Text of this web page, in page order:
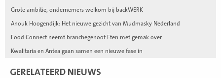
Grote ambitie, ondernemers welkom bij backWERK
Anouk Hoogendijk: Het nieuwe gezicht van Mudmasky Nederland
Food Connect neemt branchegenoot Eten met gemak over
Kwalitaria en Antea gaan samen een nieuwe fase in
GERELATEERD NIEUWS